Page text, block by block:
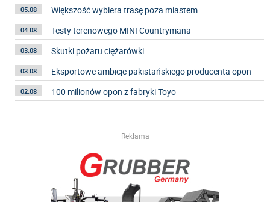
05.08 Większość wybiera trasę poza miastem
04.08 Testy terenowego MINI Countrymana
03.08 Skutki pożaru ciężarówki
03.08 Eksportowe ambicje pakistańskiego producenta opon
02.08 100 milionów opon z fabryki Toyo
Reklama